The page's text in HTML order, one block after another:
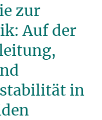
zur
Auf der
in